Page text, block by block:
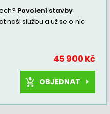
Povolení stavby
naši službu a už se o nic
45 900 Kč
OBJEDNAT